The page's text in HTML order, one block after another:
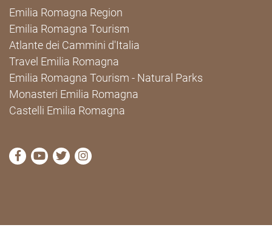
Emilia Romagna Region
Emilia Romagna Tourism
Atlante dei Cammini d'Italia
Travel Emilia Romagna
Emilia Romagna Tourism - Natural Parks
Monasteri Emilia Romagna
Castelli Emilia Romagna
visit Cammini Emilia-Romagna Facebook profile
visit Cammini Emilia-Romagna YouTube profile
visit Cammini Emilia-Romagna Twitter
visit Cammini Emilia-Romagna